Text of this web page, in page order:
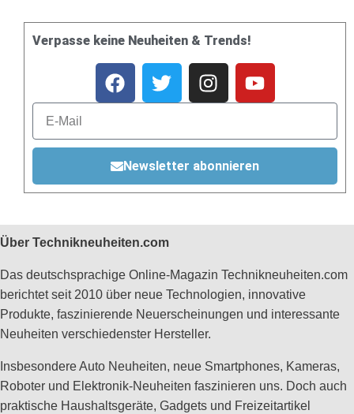
Verpasse keine Neuheiten & Trends!
Newsletter abonnieren
Über Technikneuheiten.com
Das deutschsprachige Online-Magazin Technikneuheiten.com
berichtet seit 2010 über neue Technologien, innovative
Produkte, faszinierende Neuerscheinungen und interessante
Neuheiten verschiedenster Hersteller.
Insbesondere Auto Neuheiten, neue Smartphones, Kameras,
Roboter und Elektronik-Neuheiten faszinieren uns. Doch auch
praktische Haushaltsgeräte, Gadgets und Freizeitartikel